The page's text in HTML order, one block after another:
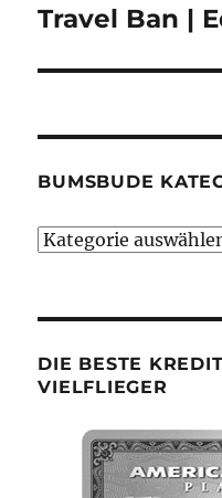
Nächster
Travel Ban |
BUMSBUDE
Bumsbude
DIE BESTE
VIELFLIEGER